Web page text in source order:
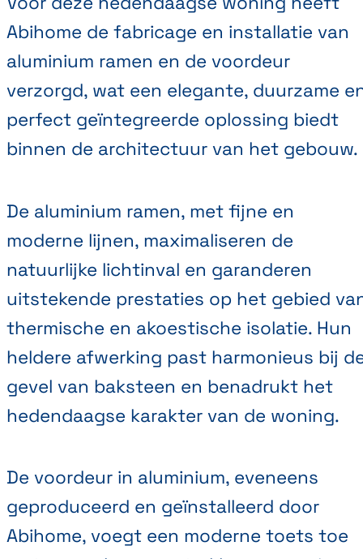
Abihome de fabricage en installatie van
aluminium ramen en de voordeur
verzorgd, wat een elegante, duurzame
perfect geïntegreerde oplossing biedt
binnen de architectuur van het gebouw.
De aluminium ramen, met fijne en
moderne lijnen, maximaliseren de
natuurlijke lichtinval en garanderen
uitstekende prestaties op het gebied
thermische en akoestische isolatie. Hun
heldere afwerking past harmonieus bij
gevel van baksteen en benadrukt het
hedendaagse karakter van de woning.
De voordeur in aluminium, eveneens
geproduceerd en geïnstalleerd door
Abihome, voegt een moderne toets toe